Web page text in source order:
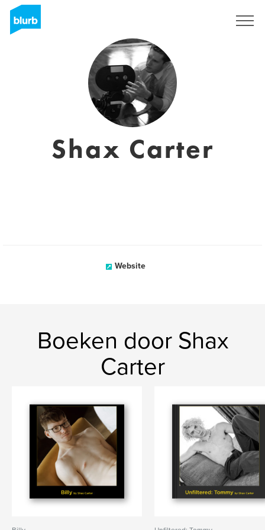
Shax Carter
Website
Boeken door Shax
Carter